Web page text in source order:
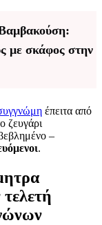
με σκάφος στην
έπειτα από
ζευγάρι
–
.